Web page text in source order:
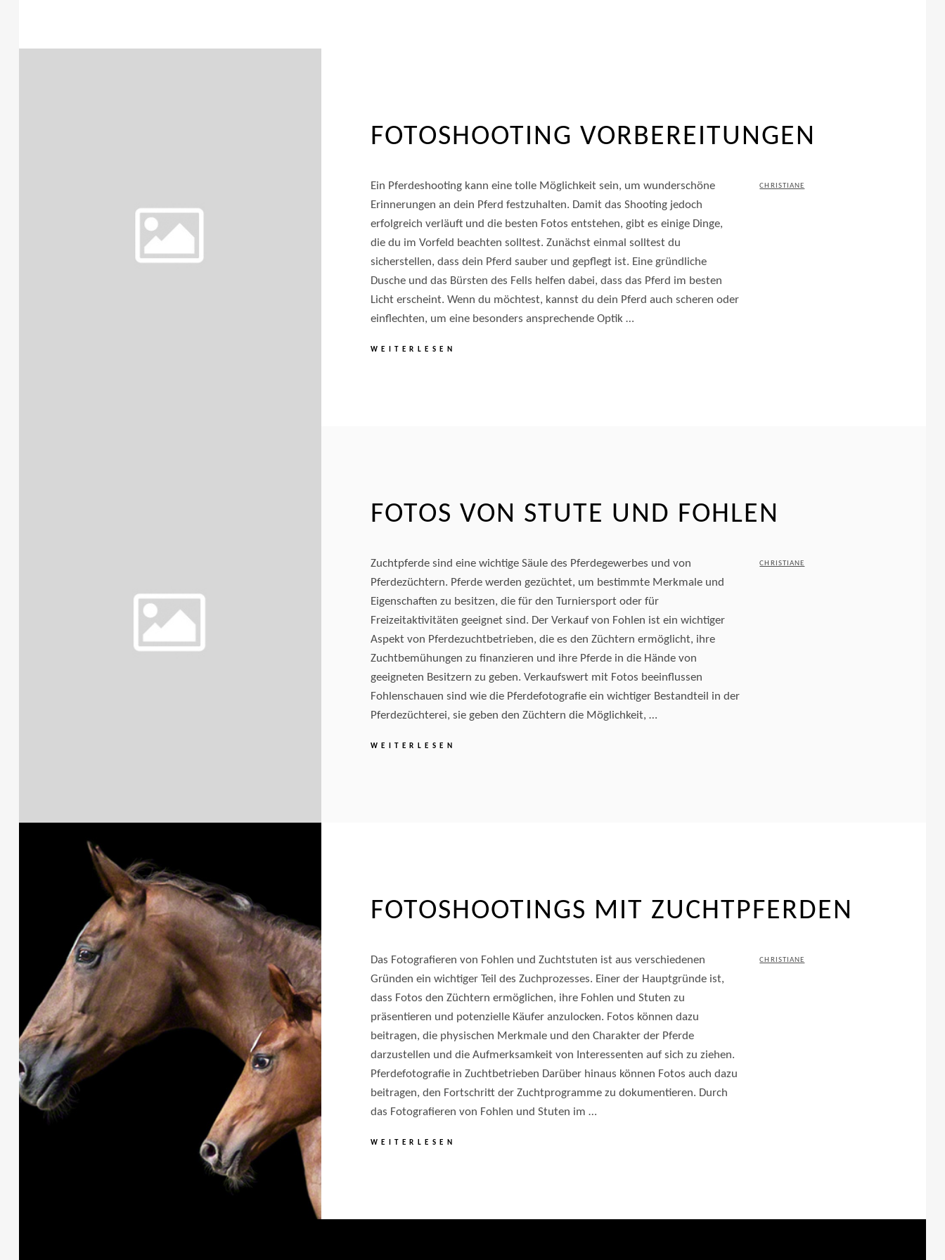
FOTOSHOOTING VORBEREITUNGEN
Ein Pferdeshooting kann eine tolle Möglichkeit sein, um wunderschöne
Erinnerungen an dein Pferd festzuhalten. Damit das Shooting jedoch
erfolgreich verläuft und die besten Fotos entstehen, gibt es einige Dinge,
die du im Vorfeld beachten solltest. Zunächst einmal solltest du
sicherstellen, dass dein Pferd sauber und gepflegt ist. Eine gründliche
Dusche und das Bürsten des Fells helfen dabei, dass das Pferd im besten
Licht erscheint. Wenn du möchtest, kannst du dein Pferd auch scheren oder
einflechten, um eine besonders ansprechende Optik …
WEITERLESEN
POSTED
BY
CHRISTIANE
FOTOS VON STUTE UND FOHLEN
Zuchtpferde sind eine wichtige Säule des Pferdegewerbes und von
Pferdezüchtern. Pferde werden gezüchtet, um bestimmte Merkmale und
Eigenschaften zu besitzen, die für den Turniersport oder für
Freizeitaktivitäten geeignet sind. Der Verkauf von Fohlen ist ein wichtiger
Aspekt von Pferdezuchtbetrieben, die es den Züchtern ermöglicht, ihre
Zuchtbemühungen zu finanzieren und ihre Pferde in die Hände von
geeigneten Besitzern zu geben. Verkaufswert mit Fotos beeinflussen
Fohlenschauen sind wie die Pferdefotografie ein wichtiger Bestandteil in der
Pferdezüchterei, sie geben den Züchtern die Möglichkeit, …
WEITERLESEN
POSTED
BY
CHRISTIANE
FOTOSHOOTINGS MIT ZUCHTPFERDEN
Das Fotografieren von Fohlen und Zuchtstuten ist aus verschiedenen
Gründen ein wichtiger Teil des Zuchprozesses. Einer der Hauptgründe ist,
dass Fotos den Züchtern ermöglichen, ihre Fohlen und Stuten zu
präsentieren und potenzielle Käufer anzulocken. Fotos können dazu
beitragen, die physischen Merkmale und den Charakter der Pferde
darzustellen und die Aufmerksamkeit von Interessenten auf sich zu ziehen.
Pferdefotografie in Zuchtbetrieben Darüber hinaus können Fotos auch dazu
beitragen, den Fortschritt der Zuchtprogramme zu dokumentieren. Durch
das Fotografieren von Fohlen und Stuten im …
WEITERLESEN
POSTED
BY
CHRISTIANE